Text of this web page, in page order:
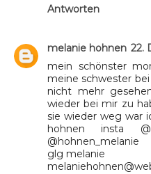
Antworten
melanie hohnen 22.
mein schönster
meine schwester
nicht mehr
wieder bei mir zu
sie wieder weg war
hohnen insta
@hohnen_melanie
glg melanie